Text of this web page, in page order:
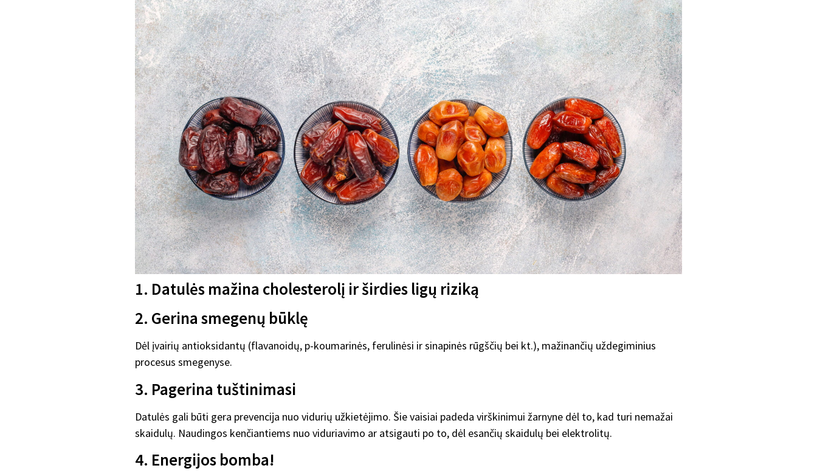
1. Datulės mažina cholesterolį ir širdies ligų riziką
2. Gerina smegenų būklę
Dėl įvairių antioksidantų (flavanoidų, p-koumarinės, ferulinėsi ir sinapinės rūgščių bei kt.), mažinančių uždegiminius
procesus smegenyse.
3. Pagerina tuštinimasi
Datulės gali būti gera prevencija nuo vidurių užkietėjimo. Šie vaisiai padeda virškinimui žarnyne dėl to, kad turi nemažai
skaidulų. Naudingos kenčiantiems nuo viduriavimo ar atsigauti po to, dėl esančių skaidulų bei elektrolitų.
4. Energijos bomba!